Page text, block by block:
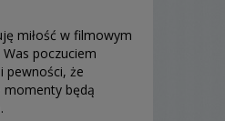
miłość w filmowym
poczuciem
pewności, że
momenty będą